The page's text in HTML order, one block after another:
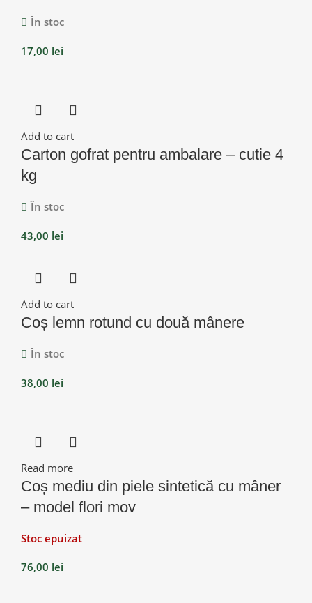
În stoc
17,00 lei
Add to cart
Carton gofrat pentru ambalare – cutie 4
kg
În stoc
43,00 lei
Add to cart
Coș lemn rotund cu două mânere
În stoc
38,00 lei
Read more
Coș mediu din piele sintetică cu mâner
– model flori mov
Stoc epuizat
76,00 lei